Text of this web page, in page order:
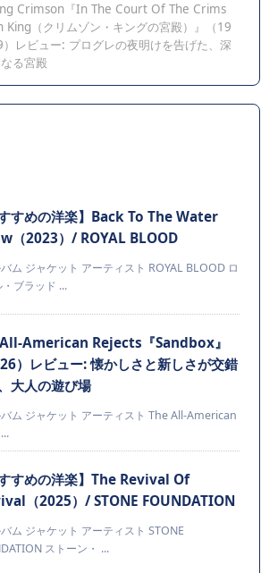
Crimson『In The Court Of The Crims
King（クリムゾン・キングの宮殿）』（19
レビュー: プログレの夜明けを告げた、深
る宮殿
すすめの洋楽】Back To The Water
（2023）/ ROYAL BLOOD
ム ジャケット アーティスト ROYAL BLOOD ロ
ブラッド ...
American Rejects『Sandbox』
）レビュー: 懐かしさと新しさが交錯
大人の遊び場
ム ジャケット アーティスト The All-American
すすめの洋楽】The Revival Of
（2025）/ STONE FOUNDATION
ム ジャケット アーティスト STONE
ストーン・ ...